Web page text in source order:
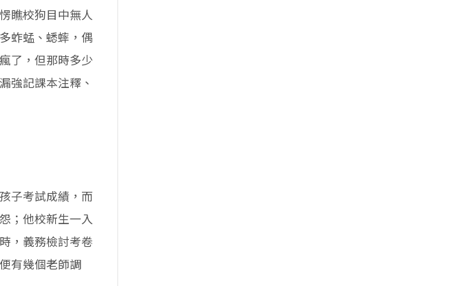
瞧校狗目中無人
蚱蜢、蟋蟀，偶
了，但那時多少
強記課本注釋、
子考試成績，而
；他校新生一入
，義務檢討考卷
有幾個老師調